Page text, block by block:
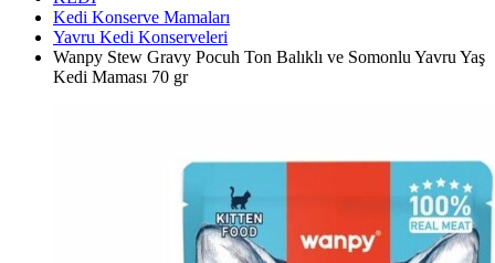
Kedi Konserve Mamaları
Yavru Kedi Konserveleri
Wanpy Stew Gravy Pocuh Ton Balıklı ve Somonlu Yavru Yaş
Kedi Maması 70 gr